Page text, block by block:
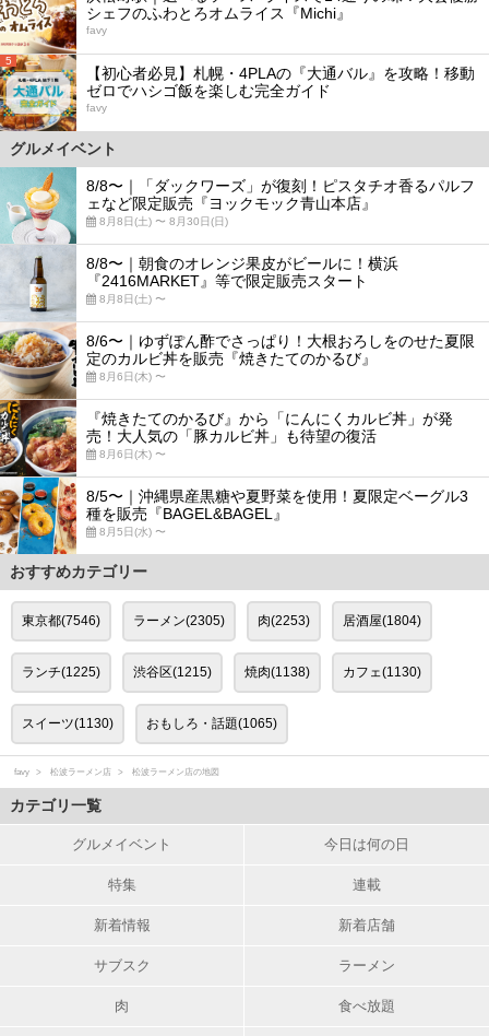
シェフのふわとろオムライス『Michi』
favy
5
【初心者必見】札幌・4PLAの『大通バル』を攻略！移動
ゼロでハシゴ飯を楽しむ完全ガイド
favy
グルメイベント
8/8〜｜「ダックワーズ」が復刻！ピスタチオ香るパルフ
ェなど限定販売『ヨックモック青山本店』
8月8日(土) 〜 8月30日(日)
8/8〜｜朝食のオレンジ果皮がビールに！横浜
『2416MARKET』等で限定販売スタート
8月8日(土) 〜
8/6〜｜ゆずぽん酢でさっぱり！大根おろしをのせた夏限
定のカルビ丼を販売『焼きたてのかるび』
8月6日(木) 〜
『焼きたてのかるび』から「にんにくカルビ丼」が発
売！大人気の「豚カルビ丼」も待望の復活
8月6日(木) 〜
8/5〜｜沖縄県産黒糖や夏野菜を使用！夏限定ベーグル3
種を販売『BAGEL&BAGEL』
8月5日(水) 〜
おすすめカテゴリー
東京都(7546) ラーメン(2305) 肉(2253) 居酒屋(1804)
ランチ(1225) 渋谷区(1215) 焼肉(1138) カフェ(1130)
スイーツ(1130) おもしろ・話題(1065)
favy 松波ラーメン店 松波ラーメン店の地図
カテゴリ一覧
グルメイベント 今日は何の日
特集 連載
新着情報 新着店舗
サブスク ラーメン
肉 食べ放題